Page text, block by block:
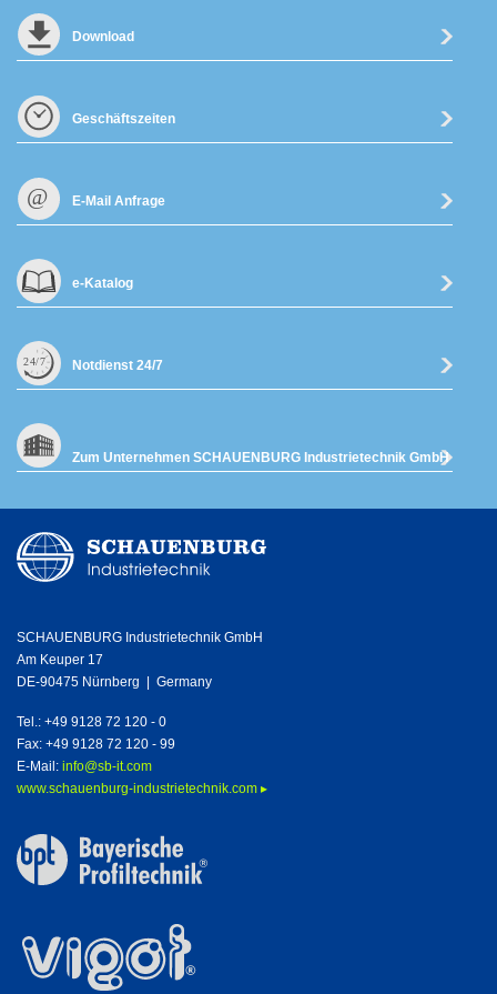
Download
Geschäftszeiten
E-Mail Anfrage
e-Katalog
Notdienst 24/7
Zum Unternehmen SCHAUENBURG Industrietechnik GmbH
SCHAUENBURG Industrietechnik GmbH
Am Keuper 17
DE-90475 Nürnberg | Germany
Tel.: +49 9128 72 120 - 0
Fax: +49 9128 72 120 - 99
E-Mail: info@sb-it.com
www.schauenburg-industrietechnik.com ▸